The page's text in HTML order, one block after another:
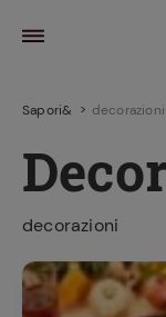
Sapori& decorazioni
decorazioni